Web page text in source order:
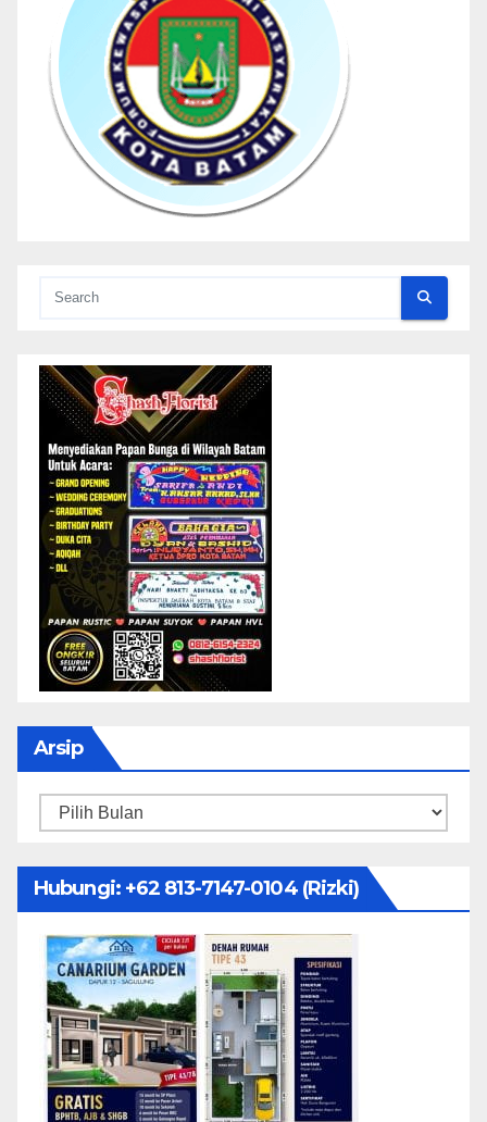
Arsip
Arsip
Hubungi: ‪+62 813-7147-0104‬ (Rizki)